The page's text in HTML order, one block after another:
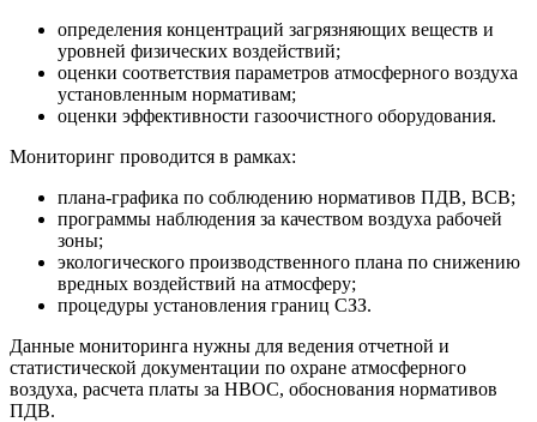
определения концентраций загрязняющих веществ и
уровней физических воздействий;
оценки соответствия параметров атмосферного воздуха
установленным нормативам;
оценки эффективности газоочистного оборудования.
Мониторинг проводится в рамках:
плана-графика по соблюдению нормативов ПДВ, ВСВ;
программы наблюдения за качеством воздуха рабочей
зоны;
экологического производственного плана по снижению
вредных воздействий на атмосферу;
процедуры установления границ СЗЗ.
Данные мониторинга нужны для ведения отчетной и
статистической документации по охране атмосферного
воздуха, расчета платы за НВОС, обоснования нормативов
ПДВ.